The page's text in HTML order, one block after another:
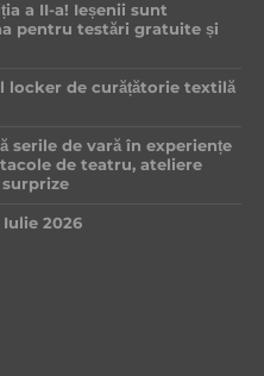
a II-a! Ieșenii sunt
pentru testări gratuite și
locker de curățătorie textilă
serile de vară în experiențe
de teatru, ateliere
2026